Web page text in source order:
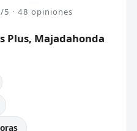
5 · 48 opiniones
Plus, Majadahonda